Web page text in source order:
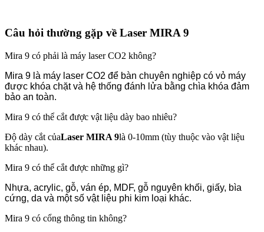
Câu hỏi thường gặp về Laser MIRA 9
Mira 9 có phải là máy laser CO2 không?
Mira 9 là máy laser CO2 để bàn chuyên nghiệp có vỏ máy
được khóa chặt và hệ thống đánh lửa bằng chìa khóa đảm
bảo an toàn.
Mira 9 có thể cắt được vật liệu dày bao nhiêu?
Độ dày cắt củaLaser MIRA 9là 0-10mm (tùy thuộc vào vật liệu
khác nhau).
Mira 9 có thể cắt được những gì?
Nhựa, acrylic, gỗ, ván ép, MDF, gỗ nguyên khối, giấy, bìa
cứng, da và một số vật liệu phi kim loại khác.
Mira 9 có cổng thông tin không?